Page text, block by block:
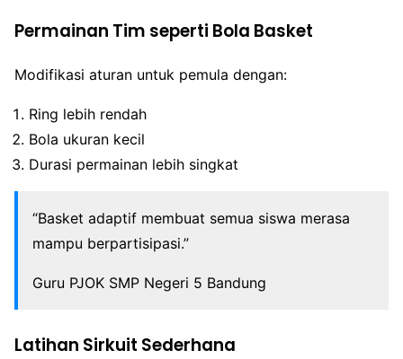
Permainan Tim seperti Bola Basket
Modifikasi aturan untuk pemula dengan:
Ring lebih rendah
Bola ukuran kecil
Durasi permainan lebih singkat
“Basket adaptif membuat semua siswa merasa
mampu berpartisipasi.”
Guru PJOK SMP Negeri 5 Bandung
Latihan Sirkuit Sederhana